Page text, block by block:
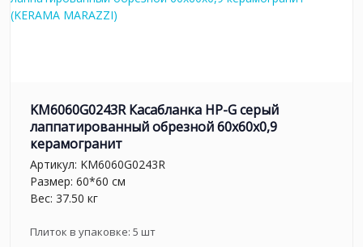
KM6060G0243R Касабланка HP-G серый
лаппатированный обрезной 60x60x0,9
керамогранит
Артикул: KM6060G0243R
Размер: 60*60 см
Вес: 37.50 кг
Плиток в упаковке: 5 шт